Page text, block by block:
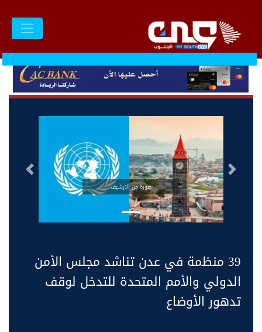
صورة من الارشيف
التالى السابق
39 منظمة في عدن تناشد مجلس الأمن
الدولي والأمم المتحدة للتدخل لوقف
تدهور الأوضاع